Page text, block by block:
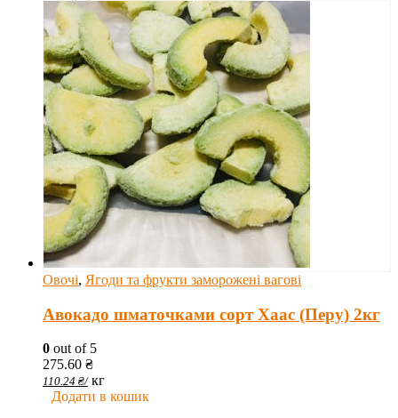
Овочі, Ягоди та фрукти заморожені вагові
Авокадо шматочками сорт Хаас (Перу) 2кг
0 out of 5
275.60 ₴
110.24 ₴/ кг
Додати в кошик